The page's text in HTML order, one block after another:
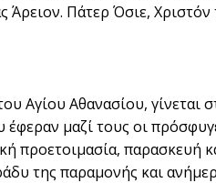
Πάτερ Όσιε, Χριστόν
Αγίου Αθανασίου, γίνεται
μαζί τους οι
προετοιμασία, παρασκευή
της παραμονής και